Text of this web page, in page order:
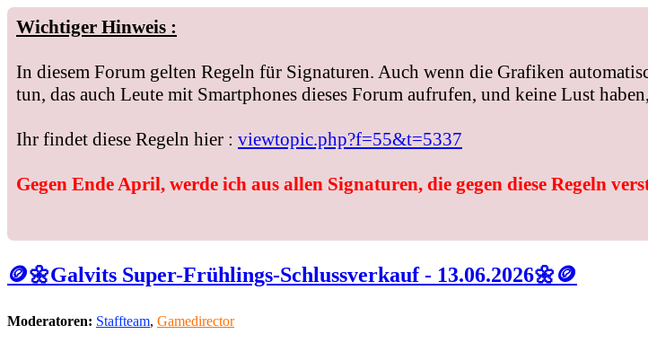
Wichtiger Hinweis :
In diesem Forum gelten Regeln für Signaturen. Auch wenn die Grafiken
tun, das auch Leute mit Smartphones dieses Forum aufrufen, und keine Lust
Ihr findet diese Regeln hier : viewtopic.php?f=55&t=5337
Gegen Ende April, werde ich aus allen Signaturen, die gegen diese Regeln
🪙🌼Galvits Super-Frühlings-Schlussverkauf - 13.06.2026🌼🪙
Moderatoren: Staffteam, Gamedirector